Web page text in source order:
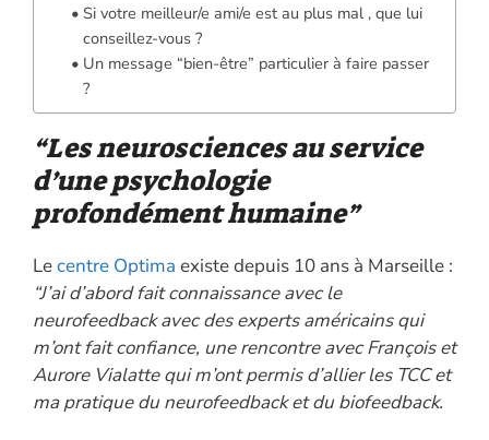
Si votre meilleur/e ami/e est au plus mal , que lui
conseillez-vous ?
Un message “bien-être” particulier à faire passer
?
“Les neurosciences au service
d’une psychologie
profondément humaine”
Lecentre Optima existe depuis 10 ans à Marseille :
“J’ai d’abord fait connaissance avec le
neurofeedback avec des experts américains qui
m’ont fait confiance, une rencontre avec François et
Aurore Vialatte qui m’ont permis d’allier les TCC et
ma pratique du neurofeedback et du biofeedback.